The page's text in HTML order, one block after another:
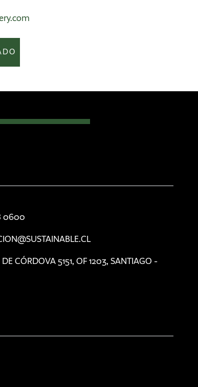
0600
CÓRDOVA 5151, OF 1203, SANTIAGO -